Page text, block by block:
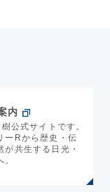
内
公式サイトです。
ーRから歴史・伝
が共生する日光・